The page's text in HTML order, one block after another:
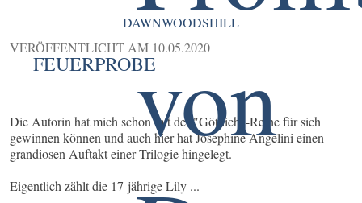
DAWNWOODSHILL
VERÖFFENTLICHT AM 10.05.2020
FEUERPROBE
Die Autorin hat mich schon mit der "Göttlich"-Reihe für sich
gewinnen können und auch hier hat Josephine Angelini einen
grandiosen Auftakt einer Trilogie hingelegt.
Eigentlich zählt die 17-jährige Lily ...